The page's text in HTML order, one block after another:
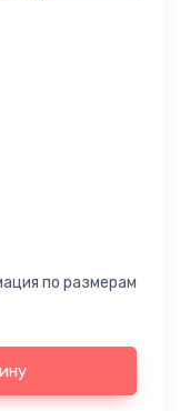
по размерам